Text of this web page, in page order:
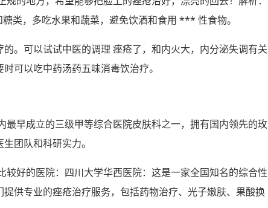
类，多吃水果和蔬菜，避免饮酒和食用 *** 性食物。
。可以试试中医的调理 痤疮了，和内火大，内分泌失调有关
可以吃中药汤药五味消毒饮治疗。
最早成立的三级甲等综合医院皮肤科之一，拥有国内领先的玫
团队和科研实力。
较好的医院：四川大学华西医院：这是一家全国知名的综合性
供专业的痤疮治疗服务，包括药物治疗、光子嫩肤、果酸换